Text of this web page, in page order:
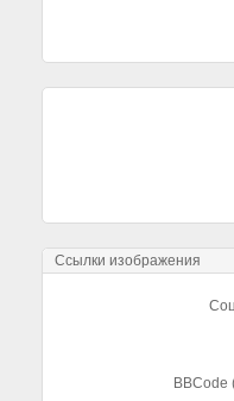
Ссылки изображения
BBCode